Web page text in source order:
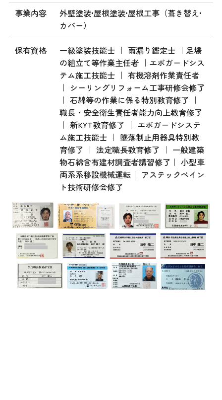
事業内容
外壁塗装•屋根塗装•屋根工事（葺き替え•
カバー）
保有資格
一級塗装技能士 ｜ 雨漏り鑑定士 ｜足場
の組立て等作業主任者 ｜エポガードシス
テム施工技能士 ｜ 有機溶剤作業責任者
｜ シーリングリフォーム工事研修会修了
｜ 石綿等の作業に係る特別教育修了 ｜
職長・安全衛生責任者能力向上教育修了
｜ 新KYT教育修了 ｜ エポガードシステ
ム施工技能士 ｜ 墜落制止用器具特別教
育修了 ｜ 法定職長教育修了 ｜ 一般建築
物石綿含有建材調査者講習修了｜ 小型車
両系系移設機械運転｜ アステックペイン
ト技術研修会修了